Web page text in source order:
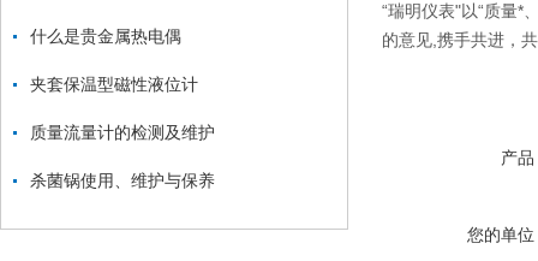
什么是贵金属热电偶
夹套保温型磁性液位计
质量流量计的检测及维护
杀菌锅使用、维护与保养
“瑞明仪表"以“质量*
的意见,携手共进，
产品
您的单位